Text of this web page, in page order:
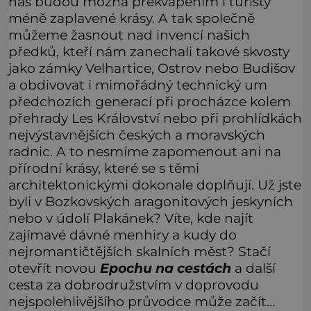
méně zaplavené krásy. A tak společně
můžeme žasnout nad invencí našich
předků, kteří nám zanechali takové skvosty
jako zámky Velhartice, Ostrov nebo Budišov
a obdivovat i mimořádný technický um
předchozích generací při procházce kolem
přehrady Les Království nebo při prohlídkách
nejvýstavnějších českých a moravských
radnic. A to nesmíme zapomenout ani na
přírodní krásy, které se s těmi
architektonickými dokonale doplňují. Už jste
byli v Bozkovských aragonitových jeskyních
nebo v údolí Plakánek? Víte, kde najít
zajímavé dávné menhiry a kudy do
nejromantičtějších skalních měst? Stačí
otevřít novou Epochu na cestách a další
cesta za dobrodružstvím v doprovodu
nejspolehlivějšího průvodce může začít…